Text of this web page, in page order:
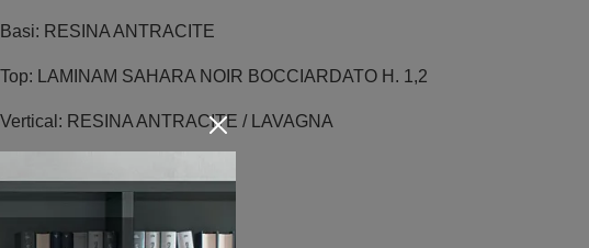
Basi: RESINA ANTRACITE
Top: LAMINAM SAHARA NOIR BOCCIARDATO H. 1,2
Vertical: RESINA ANTRACITE / LAVAGNA